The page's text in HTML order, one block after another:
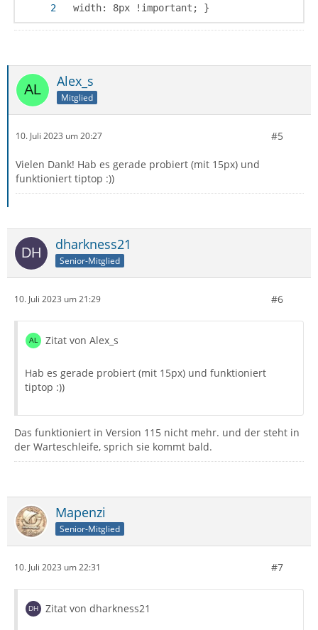
  width: 8px !important; }
Alex_s
Mitglied
10. Juli 2023 um 20:27 #5
Vielen Dank! Hab es gerade probiert (mit 15px) und
funktioniert tiptop :))
dharkness21
Senior-Mitglied
10. Juli 2023 um 21:29 #6
Zitat von Alex_s
Hab es gerade probiert (mit 15px) und funktioniert
tiptop :))
Das funktioniert in Version 115 nicht mehr. und der steht in
der Warteschleife, sprich sie kommt bald.
Mapenzi
Senior-Mitglied
10. Juli 2023 um 22:31 #7
Zitat von dharkness21